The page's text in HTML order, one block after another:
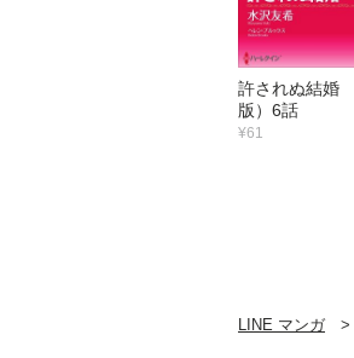
許されぬ結婚
版）6話
¥61
LINE マンガ